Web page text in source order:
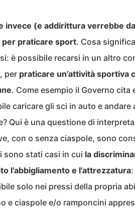
invece (e addirittura verrebbe
per praticare sport. Cosa
è possibile recarsi in un altro
per praticare un’attività sportiva
. Come esempio il Governo
caricare gli sci in auto e andare
Qui è una questione di
con o senza ciaspole, sono
sono stati casi in cui la
l’abbigliamento e l’attrezzatura
solo nei pressi della propria
e ciaspole e/o ramponcini